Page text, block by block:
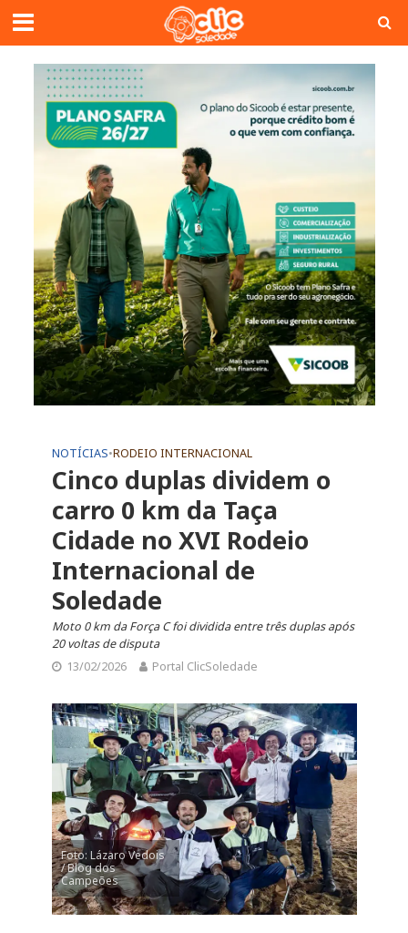
NOTÍCIAS•RODEIO INTERNACIONAL
Cinco duplas dividem o
carro 0 km da Taça
Cidade no XVI Rodeio
Internacional de
Soledade
Moto 0 km da Força C foi dividida entre três duplas após
20 voltas de disputa
13/02/2026
Portal ClicSoledade
Foto: Lázaro Vedois
/ Blog dos
Campeões